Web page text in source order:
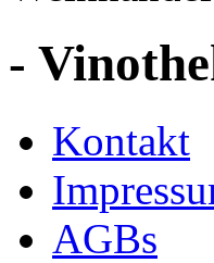
-
Kontakt
AGBs